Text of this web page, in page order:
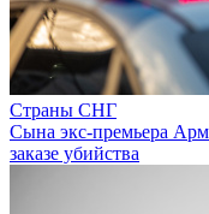
Страны СНГ
Сына экс-премьера
заказе убийства